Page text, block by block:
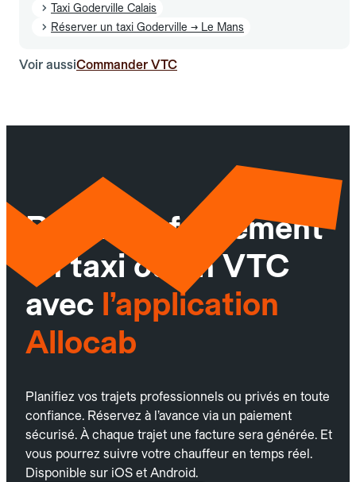
Taxi Goderville Calais
Réserver un taxi Goderville → Le Mans
Voir aussiCommander VTC
Réservez facilement
un taxi ou un VTC
avec l’application
Allocab
Planifiez vos trajets professionnels ou privés en toute
confiance. Réservez à l’avance via un paiement
sécurisé. À chaque trajet une facture sera générée. Et
vous pourrez suivre votre chauffeur en temps réel.
Disponible sur iOS et Android.